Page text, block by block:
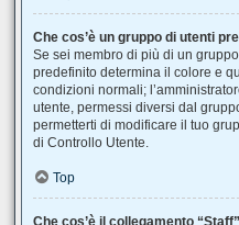
Che cos’è un gruppo di utenti
Se sei membro di più di un
predefinito determina il colore e
condizioni normali;
utente, permessi diversi dal
permetterti di modificare il tuo
di Controllo Utente.
Top
Che cos’è il collegamento